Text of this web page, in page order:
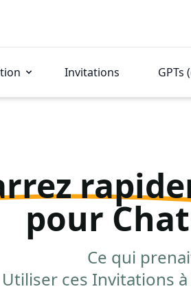
Invitations GPTs
pour
Ce qui
Utiliser ces Invitations